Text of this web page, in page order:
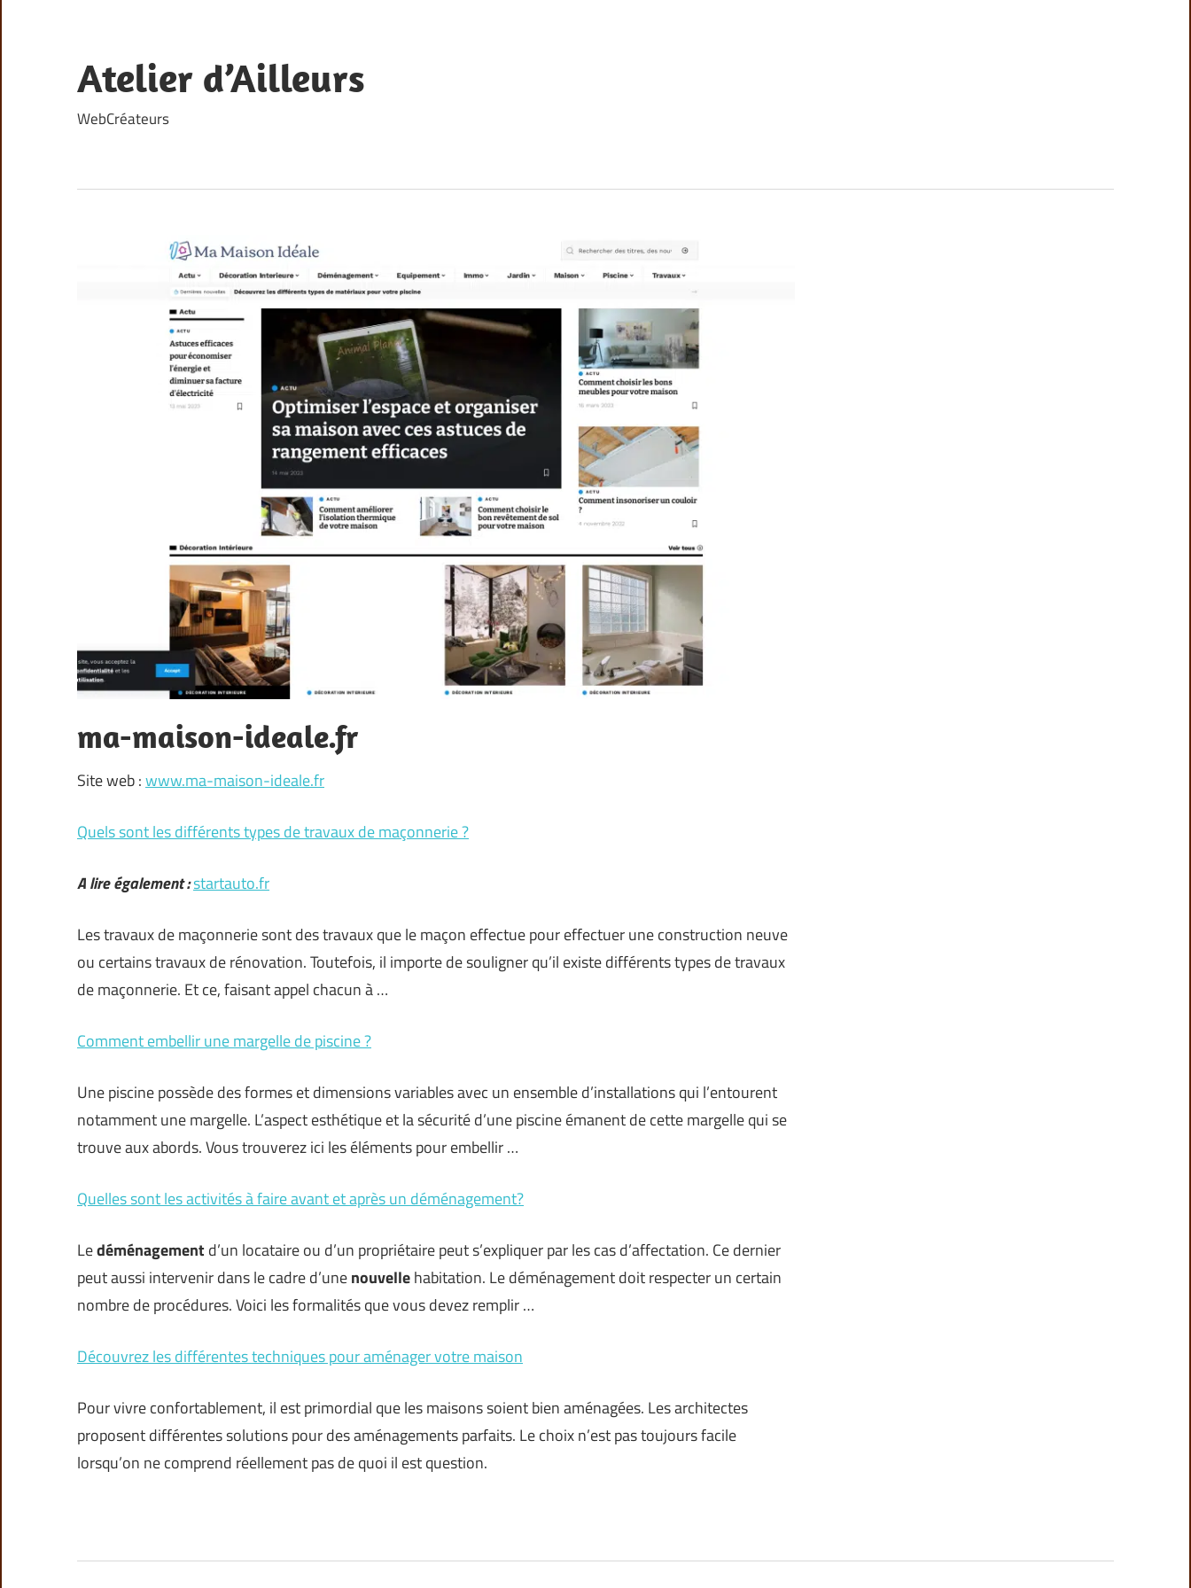
content
Atelier d’Ailleurs
WebCréateurs
ma-maison-ideale.fr
Site web :www.ma-maison-ideale.fr
Quels sont les différents types de travaux de maçonnerie ?
A lire également :startauto.fr
Les travaux de maçonnerie sont des travaux que le maçon effectue pour effectuer une construction neuve
ou certains travaux de rénovation. Toutefois, il importe de souligner qu’il existe différents types de travaux
de maçonnerie. Et ce, faisant appel chacun à …
Comment embellir une margelle de piscine ?
Une piscine possède des formes et dimensions variables avec un ensemble d’installations qui l’entourent
notamment une margelle. L’aspect esthétique et la sécurité d’une piscine émanent de cette margelle qui se
trouve aux abords. Vous trouverez ici les éléments pour embellir …
Quelles sont les activités à faire avant et après un déménagement?
Ledéménagement d’un locataire ou d’un propriétaire peut s’expliquer par les cas d’affectation. Ce dernier
peut aussi intervenir dans le cadre d’unenouvellehabitation. Le déménagement doit respecter un certain
nombre de procédures. Voici les formalités que vous devez remplir …
Découvrez les différentes techniques pour aménager votre maison
Pour vivre confortablement, il est primordial que les maisons soient bien aménagées. Les architectes
proposent différentes solutions pour des aménagements parfaits. Le choix n’est pas toujours facile
lorsqu’on ne comprend réellement pas de quoi il est question.